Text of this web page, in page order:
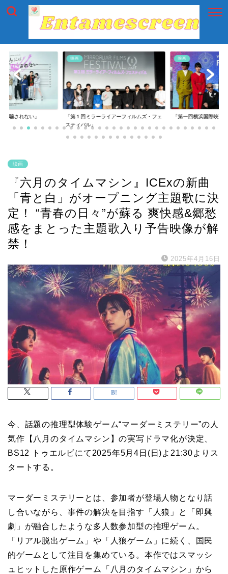
アーフィルムズ・フェ
映画
「第一回横浜国際映画祭」
映画
「逃げきれた夢」
映画
『六月のタイムマシン』ICExの新曲
「青と白」がオープニング主題歌に決
定！ “青春の日々”が蘇る 爽快感&郷愁
感をまとった主題歌入り予告映像が解
禁！
2025年4月16日
今、話題の推理型体験ゲーム“マーダーミステリー”の人
気作【八月のタイムマシン】の実写ドラマ化が決定、
BS12 トゥエルビにて2025年5月4日(日)よ21:30よりス
タートする。
マーダーミステリーとは、参加者が登場人物となり話
し合いながら、事件の解決を目指す「人狼」と「即興
劇」が融合したような多人数参加型の推理ゲーム。
「リアル脱出ゲーム」や「人狼ゲーム」に続く、国民
的ゲームとして注目を集めている。本作ではスマッシ
ュヒットした原作ゲーム「八月のタイムマシン」から